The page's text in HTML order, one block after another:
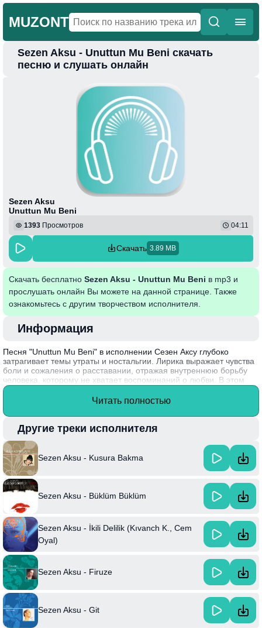
MUZONT
Главная
Sezen Aksu - Unuttun Mu Beni скачать
песню и слушать онлайн
Sezen Aksu
Unuttun Mu Beni
1393 Просмотров 04:11
Скачать 3.89 MB
Скачать бесплатно Sezen Aksu - Unuttun Mu Beni в mp3 и
прослушать онлайн Вы можете на данной странице. Также
ознакомьтесь с другим творчеством исполнителя.
Информация
Песня "Unuttun Mu Beni" в исполнении Сезен Аксу глубоко
затрагивает темы утраты и ностальгии. Лирика выражает чувства
боли и сожаления о расставании, отражая внутреннюю борьбу
человека, которому не хватает воспоминаний о любви. В этом
произведении сливаются искренние эмоции и красивый
мелодизм, что делает его непревзойденным в турецкой музыке.
связанных с потерей близкого человека.
Сезен Аксу, одна из самых влиятельных фигур в турецкой музыке,
начала свою карьеру в 1970-х годах и за это время выпустила
множество хитов, оказавших влияние на целые поколения.
Читать полностью
Другие треки исполнителя
Sezen Aksu - Kusura Bakma
Sezen Aksu - Büklüm Büklüm
Sezen Aksu - İkili Delilik (Kıvanch K., Cem
Oyal)
Sezen Aksu - Firuze
Sezen Aksu - Git